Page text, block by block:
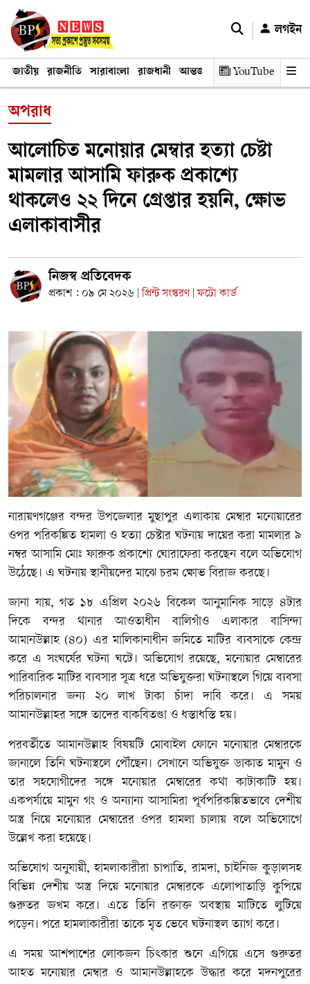
লগইন
জাতীয় রাজনীতি সারাবাংলা রাজধানী আন্তর্জাতিক অর্থনীতি তথ্য
YouTube
অপরাধ
আলোচিত মনোয়ার মেম্বার হত্যা চেষ্টা
মামলার আসামি ফারুক প্রকাশ্যে
থাকলেও ২২ দিনে গ্রেপ্তার হয়নি, ক্ষোভ
এলাকাবাসীর
নিজস্ব প্রতিবেদক
প্রকাশ : ০৯ মে ২০২৬ প্রিন্ট সংস্করণ ফটো কার্ড
নারায়ণগঞ্জের বন্দর উপজেলার মুছাপুর এলাকায় মেম্বার মনোয়ারের
ওপর পরিকল্পিত হামলা ও হত্যা চেষ্টার ঘটনায় দায়ের করা মামলার ৯
নম্বর আসামি মোঃ ফারুক প্রকাশ্যে ঘোরাফেরা করছেন বলে অভিযোগ
উঠেছে। এ ঘটনায় স্থানীয়দের মাঝে চরম ক্ষোভ বিরাজ করছে।
জানা যায়, গত ১৮ এপ্রিল ২০২৬ বিকেল আনুমানিক সাড়ে ৪টার
দিকে বন্দর থানার আওতাধীন বালিগাঁও এলাকার বাসিন্দা
আমানউল্লাহ (৪০) এর মালিকানাধীন জমিতে মাটির ব্যবসাকে কেন্দ্র
করে এ সংঘর্ষের ঘটনা ঘটে। অভিযোগ রয়েছে, মনোয়ার মেম্বারের
পারিবারিক মাটির ব্যবসার সূত্র ধরে অভিযুক্তরা ঘটনাস্থলে গিয়ে ব্যবসা
পরিচালনার জন্য ২০ লাখ টাকা চাঁদা দাবি করে। এ সময়
আমানউল্লাহর সঙ্গে তাদের বাকবিতণ্ডা ও ধস্তাধস্তি হয়।
পরবর্তীতে আমানউল্লাহ বিষয়টি মোবাইল ফোনে মনোয়ার মেম্বারকে
জানালে তিনি ঘটনাস্থলে পৌঁছেন। সেখানে অভিযুক্ত ডাকাত মামুন ও
তার সহযোগীদের সঙ্গে মনোয়ার মেম্বারের কথা কাটাকাটি হয়।
একপর্যায়ে মামুন গং ও অন্যান্য আসামিরা পূর্বপরিকল্পিতভাবে দেশীয়
অস্ত্র নিয়ে মনোয়ার মেম্বারের ওপর হামলা চালায় বলে অভিযোগে
উল্লেখ করা হয়েছে।
অভিযোগ অনুযায়ী, হামলাকারীরা চাপাতি, রামদা, চাইনিজ কুড়ালসহ
বিভিন্ন দেশীয় অস্ত্র দিয়ে মনোয়ার মেম্বারকে এলোপাতাড়ি কুপিয়ে
গুরুতর জখম করে। এতে তিনি রক্তাক্ত অবস্থায় মাটিতে লুটিয়ে
পড়েন। পরে হামলাকারীরা তাকে মৃত ভেবে ঘটনাস্থল ত্যাগ করে।
এ সময় আশপাশের লোকজন চিৎকার শুনে এগিয়ে এসে গুরুতর
আহত মনোয়ার মেম্বার ও আমানউল্লাহকে উদ্ধার করে মদনপুরের